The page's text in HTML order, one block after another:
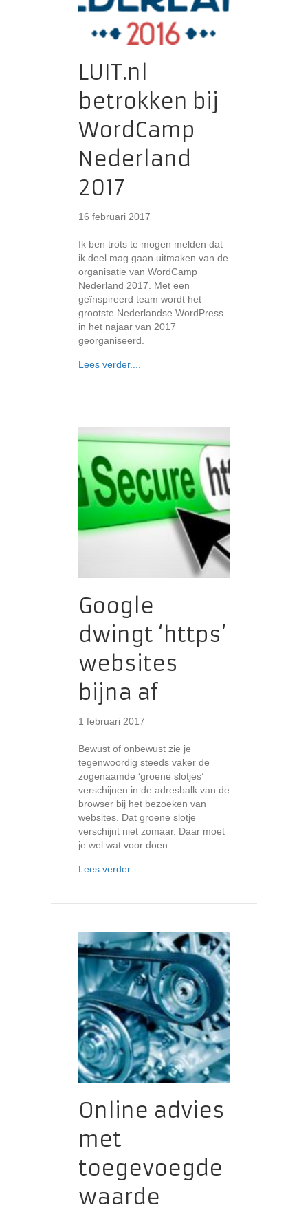
LUIT.nl
betrokken bij
WordCamp
Nederland
2017
16 februari 2017
Ik ben trots te mogen melden dat
ik deel mag gaan uitmaken van de
organisatie van WordCamp
Nederland 2017. Met een
geïnspireerd team wordt het
grootste Nederlandse WordPress
in het najaar van 2017
georganiseerd.
Lees verder....
Google
dwingt ‘https’​
websites
bijna af
1 februari 2017
Bewust of onbewust zie je
tegenwoordig steeds vaker de
zogenaamde ‘groene slotjes’
verschijnen in de adresbalk van de
browser bij het bezoeken van
websites. Dat groene slotje
verschijnt niet zomaar. Daar moet
je wel wat voor doen.
Lees verder....
Online advies
met
toegevoegde
waarde